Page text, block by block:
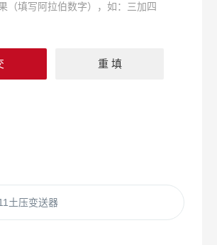
（填写阿拉伯数字），如：三加四
土压变送器